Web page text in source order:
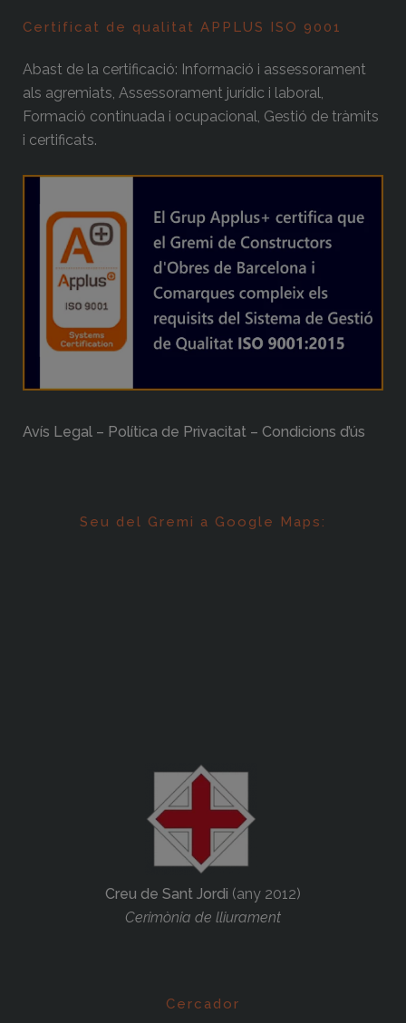
Certificat de qualitat APPLUS ISO 9001
Abast de la certificació: Informació i assessorament
als agremiats, Assessorament jurídic i laboral,
Formació continuada i ocupacional, Gestió de tràmits
i certificats.
Avís Legal – Política de Privacitat – Condicions d’ús
Seu del Gremi a Google Maps:
Creu de Sant Jordi (any 2012)
Cerimònia de lliurament
Cercador